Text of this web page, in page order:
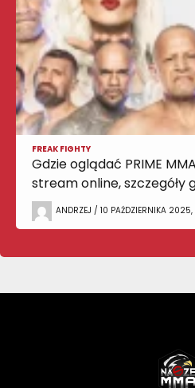
FREAK FIGHTY
Gdzie oglądać PRIME
stream online, szczegóły
ANDRZEJ / 10 PAŹDZIERNIKA